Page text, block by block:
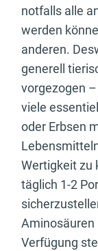
notfalls alle
werden
anderen.
generell
vorgezogen
viele
oder Erbsen
Wertigkeit zu
täglich 1-2
Aminosäuren
Verfügung